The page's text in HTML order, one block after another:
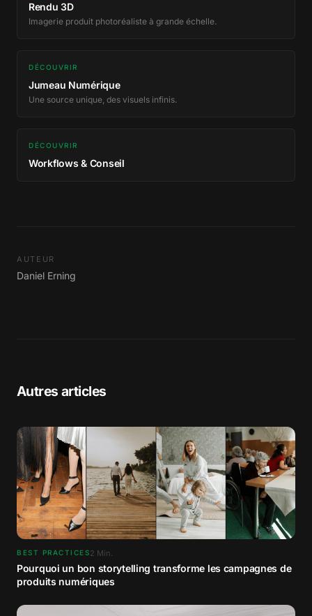
Rendu 3D
Imagerie produit photoréaliste à grande échelle.
DÉCOUVRIR
Jumeau Numérique
Une source unique, des visuels infinis.
DÉCOUVRIR
Workflows & Conseil
AUTEUR
Daniel Erning
Autres articles
BEST PRACTICES2 Min.
Pourquoi un bon storytelling transforme les campagnes de
produits numériques